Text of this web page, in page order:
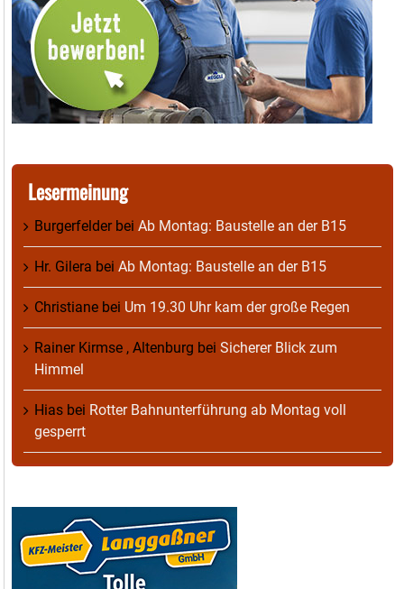
Lesermeinung
Burgerfelderbei Ab Montag: Baustelle an der B15
Hr. Gilera bei Ab Montag: Baustelle an der B15
Christiane bei Um 19.30 Uhr kam der große Regen
Rainer Kirmse , Altenburg bei Sicherer Blick zum
Himmel
Hias bei Rotter Bahnunterführung ab Montag voll
gesperrt